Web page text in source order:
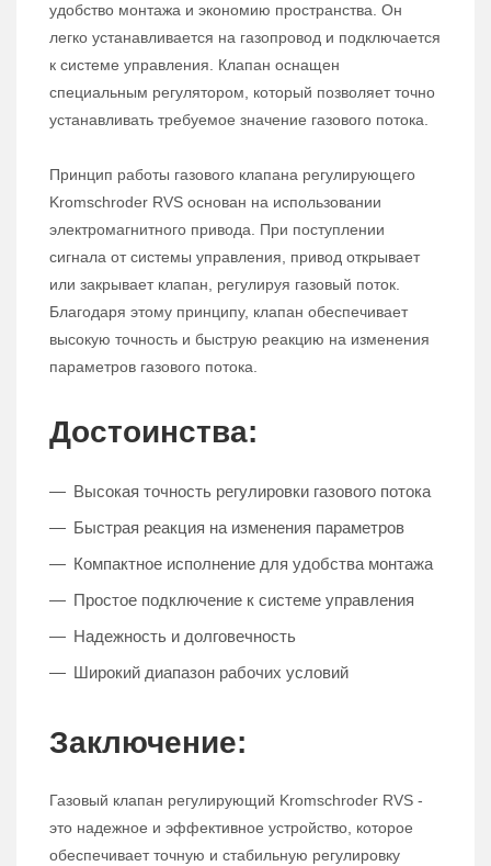
удобство монтажа и экономию пространства. Он
легко устанавливается на газопровод и подключается
к системе управления. Клапан оснащен
специальным регулятором, который позволяет точно
устанавливать требуемое значение газового потока.
Принцип работы газового клапана регулирующего
Kromschroder RVS основан на использовании
электромагнитного привода. При поступлении
сигнала от системы управления, привод открывает
или закрывает клапан, регулируя газовый поток.
Благодаря этому принципу, клапан обеспечивает
высокую точность и быструю реакцию на изменения
параметров газового потока.
Достоинства:
Высокая точность регулировки газового потока
Быстрая реакция на изменения параметров
Компактное исполнение для удобства монтажа
Простое подключение к системе управления
Надежность и долговечность
Широкий диапазон рабочих условий
Заключение:
Газовый клапан регулирующий Kromschroder RVS -
это надежное и эффективное устройство, которое
обеспечивает точную и стабильную регулировку